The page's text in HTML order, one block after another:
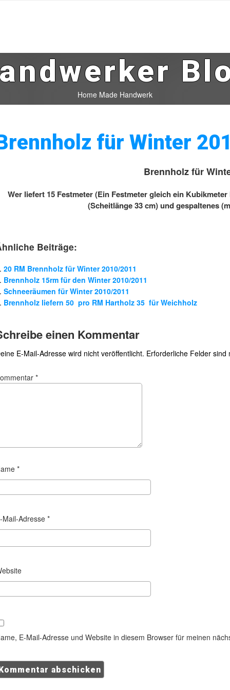
Home Made Handwerk
für Winter
Brennholz für
Wer liefert 15 Festmeter (Ein Festmeter gleich ein
(Scheitlänge 33 cm) und gespaltenes
Beiträge:
20 RM Brennholz für Winter 2010/2011
Brennholz 15rm für den Winter 2010/2011
Schneeräumen für Winter 2010/2011
Brennholz liefern 50  pro RM Hartholz 35  für Weichholz
einen Kommentar
E-Mail-Adresse wird nicht veröffentlicht. Erforderliche Felder
*
*
Mail-Adresse*
E-Mail-Adresse und Website in diesem Browser für meinen